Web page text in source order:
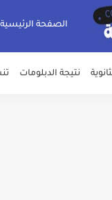
الصفحة الرئيسية
نتيجة الدبلومات